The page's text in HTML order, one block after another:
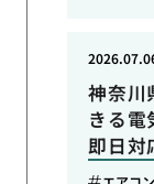
神奈川
きる電
即日対